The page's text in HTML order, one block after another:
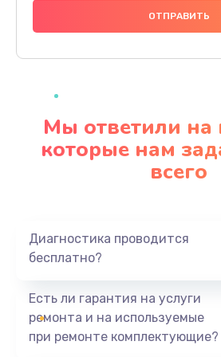
500 руб.
Заказать
Ремонт Wi-Fi
Заказать
Мы ответили на
которые нам
всего
Диагностика проводится
бесплатно?
Есть ли гарантия на услуги
ремонта и на используемые
при ремонте комплектующие?